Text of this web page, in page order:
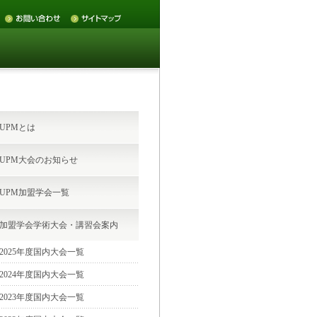
UPMとは
UPM大会のお知らせ
UPM加盟学会一覧
加盟学会学術大会・講習会案内
2025年度国内大会一覧
2024年度国内大会一覧
2023年度国内大会一覧